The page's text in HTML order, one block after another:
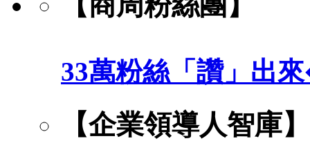
33萬粉絲「讚」出
【企業領導人智庫】